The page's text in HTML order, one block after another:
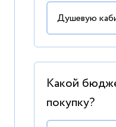
Какой
покупку?